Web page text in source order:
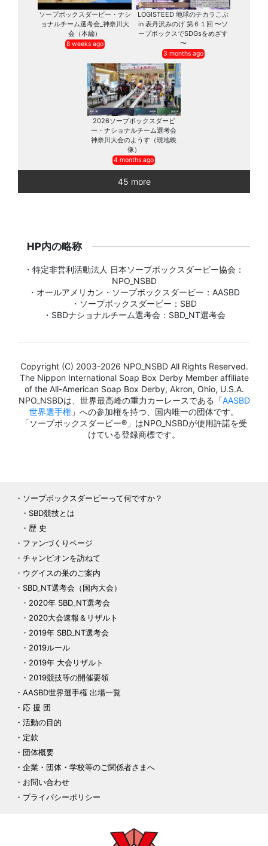
ソープボックスダービー・ナシ
ョナルチーム選考会_神奈川大
会（本編）
8 weeks ago
LOGISTEED 地球のチカラこぶ
in 表丹沢みのげ 第６１回 〜ソ
ープボックスでSDGsをめざす
〜
3 months ago
2026ソープボックスダービ
ー・ナショナルチーム選考会
神奈川大会のようす（現地映
像）
4 months ago
45 more
HP内の略称
・特定非営利活動法人 日本ソープボックスダービー協会：
NPO_NSBD
・オールアメリカン・ソープボックスダービー：AASBD
・ソープボックスダービー：SBD
・SBDナショナルチーム選考会：SBD_NT選考会
Copyright (C) 2003-2026 NPO_NSBD All Rights Reserved.
The Nippon International Soap Box Derby Member affiliate
of the All-American Soap Box Derby, Akron, Ohio, U.S.A.
NPO_NSBDは、世界最高峰の重力カーレースである「AASBD
世界選手権 」への参加権を持つ、国内唯一の団体です。
「ソープボックスダービー®」はNPO_NSBDが使用許諾を受
けている登録商標です。
ソープボックスダービーって何ですか？
SBD競技とは
歴 史
ファンづくりページ
チャンピオンを訪ねて
ウグイスの巣のご案内
SBD_NT選考会（国内大会）
2020年 SBD_NT選考会
2020大会速報＆リザルト
2019年 SBD_NT選考会
2019ルール
2019年 大会リザルト
2019競技等の開催要領
AASBD世界選手権 出場一覧
応 援 団
活動の目的
定款
団体概要
企業・団体・学校等のご関係者さまへ
お問い合わせ
プライバシーポリシー